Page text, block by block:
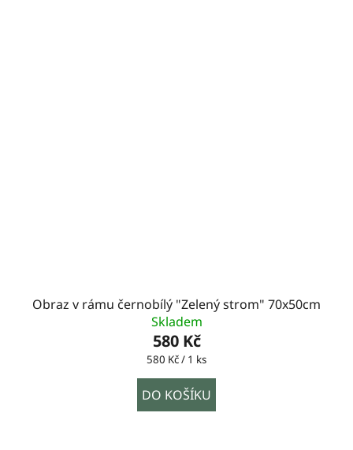
Obraz v rámu černobílý "Zelený strom" 70x50cm
Skladem
580 Kč
Měrná
580 Kč / 1 ks
DO KOŠÍKU